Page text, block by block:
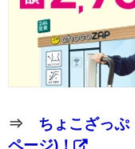
⇒ ちょこざっぷ
ページ)！